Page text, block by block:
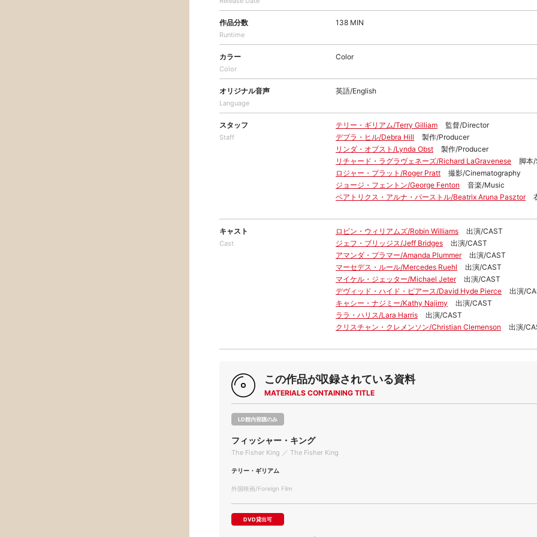
作品分数
Runtime
138 MIN
カラー
Color
Color
オリジナル音声
Language
英語/English
スタッフ
Staff
テリー・ギリアム/Terry Gilliam
監督/Director
デブラ・ヒル/Debra Hill
製作/Producer
リンダ・オブスト/Lynda Obst
製作/Producer
リチャード・ラグラヴェネーズ/Richard LaGravenese
脚本
ロジャー・プラット/Roger Pratt
撮影/Cinematography
ジョージ・フェントン/George Fenton
音楽/Music
ベアトリクス・アルナ・パーストル/Beatrix Aruna Pasztor
キャスト
Cast
ロビン・ウィリアムズ/Robin Williams
出演/CAST
ジェフ・ブリッジス/Jeff Bridges
出演/CAST
アマンダ・プラマー/Amanda Plummer
出演/CAST
マーセデス・ルール/Mercedes Ruehl
出演/CAST
マイケル・ジェッター/Michael Jeter
出演/CAST
デヴィッド・ハイド・ピアース/David Hyde Pierce
出演/
キャシー・ナジミー/Kathy Najimy
出演/CAST
ララ・ハリス/Lara Harris
出演/CAST
クリスチャン・クレメンソン/Christian Clemenson
出演/
この作品が収録されている資料
MATERIALS CONTAINING TITLE
LD館内視聴のみ
フィッシャー・キング
The Fisher King ／ The Fisher King
テリー・ギリアム
外国映画/Foreign Film
DVD貸出可